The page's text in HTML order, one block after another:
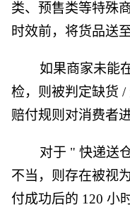
类、预售类等特殊
时效前，将货品送
如果商家未能
检，则被判定缺货
赔付规则对消费者
对于 " 快递送
不当，则存在被视
付成功后的 120 小